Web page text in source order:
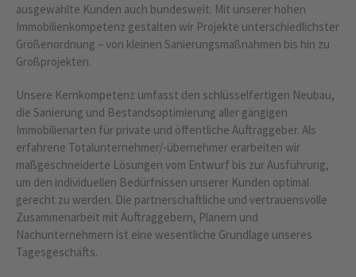
ausgewählte Kunden auch bundesweit. Mit unserer hohen
Immobilienkompetenz gestalten wir Projekte unterschiedlichster
Größenordnung – von kleinen Sanierungsmaßnahmen bis hin zu
Großprojekten.
Unsere Kernkompetenz umfasst den schlüsselfertigen Neubau,
die Sanierung und Bestandsoptimierung aller gängigen
Immobilienarten für private und öffentliche Auftraggeber. Als
erfahrene Totalunternehmer/-übernehmer erarbeiten wir
maßgeschneiderte Lösungen vom Entwurf bis zur Ausführung,
um den individuellen Bedürfnissen unserer Kunden optimal
gerecht zu werden. Die partnerschaftliche und vertrauensvolle
Zusammenarbeit mit Auftraggebern, Planern und
Nachunternehmern ist eine wesentliche Grundlage unseres
Tagesgeschäfts.